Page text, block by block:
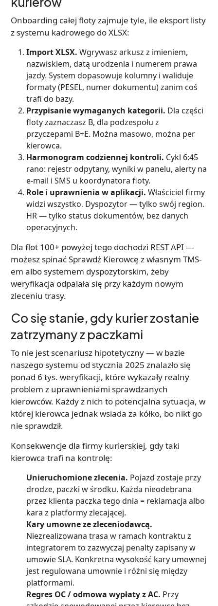
Onboarding całej floty zajmuje tyle, ile eksport listy
z systemu kadrowego do XLSX:
Import XLSX. Wgrywasz arkusz z imieniem,
nazwiskiem, datą urodzenia i numerem prawa
jazdy. System dopasowuje kolumny i waliduje
formaty (PESEL, numer dokumentu) zanim coś
trafi do bazy.
Przypisanie wymaganych kategorii. Dla części
floty zaznaczasz B, dla podzespołu z
przyczepami B+E. Można masowo, można per
kierowca.
Harmonogram codziennej kontroli. Cykl 6:45
rano: rejestr odpytany, wyniki w panelu, alerty na
e-mail i SMS u koordynatora floty.
Role i uprawnienia w aplikacji. Właściciel firmy
widzi wszystko. Dyspozytor — tylko swój region.
HR — tylko status dokumentów, bez danych
operacyjnych.
Dla flot 100+ powyżej tego dochodzi REST API —
możesz spinać Sprawdź Kierowcę z własnym TMS-
em albo systemem dyspozytorskim, żeby
weryfikacja odpalała się przy każdym nowym
zleceniu trasy.
Co się stanie, gdy kurier zostanie
zatrzymany z paczkami
To nie jest scenariusz hipotetyczny — w bazie
naszego systemu od stycznia 2025 znalazło się
ponad 6 tys. weryfikacji, które wykazały realny
problem z uprawnieniami sprawdzanych
kierowców. Każdy z nich to potencjalna sytuacja, w
której kierowca jednak wsiada za kółko, bo nikt go
nie sprawdził.
Konsekwencje dla firmy kurierskiej, gdy taki
kierowca trafi na kontrolę:
Unieruchomione zlecenia. Pojazd zostaje przy
drodze, paczki w środku. Każda nieodebrana
przez klienta paczka tego dnia = reklamacja albo
kara z platformy zlecającej.
Kary umowne ze zleceniodawcą.
Niezrealizowana trasa w ramach kontraktu z
integratorem to zazwyczaj penalty zapisany w
umowie SLA. Konkretna wysokość kary umownej
jest regulowana umownie i różni się między
platformami.
Regres OC / odmowa wypłaty z AC. Przy